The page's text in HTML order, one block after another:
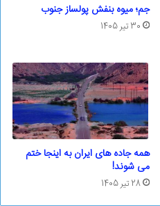
جم؛ ‌میوه بنفش پولساز جنوب
30 تیر 1405
همه جاده های ایران به اینجا ختم
می شوند!
28 تیر 1405